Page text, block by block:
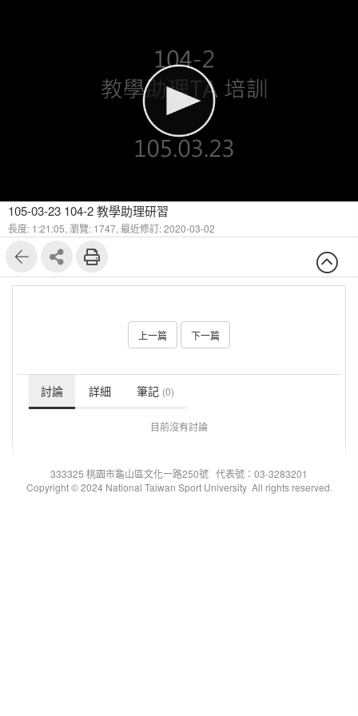
105-03-23 104-2 教學助理研習
長度: 1:21:05, 瀏覽: 1747, 最近修訂: 2020-03-02
上一篇 下一篇
討論 詳細 筆記 (0)
目前沒有討論
333325 桃園市龜山區文化一路250號 代表號：03-3283201
Copyright © 2024 National Taiwan Sport University All rights reserved.